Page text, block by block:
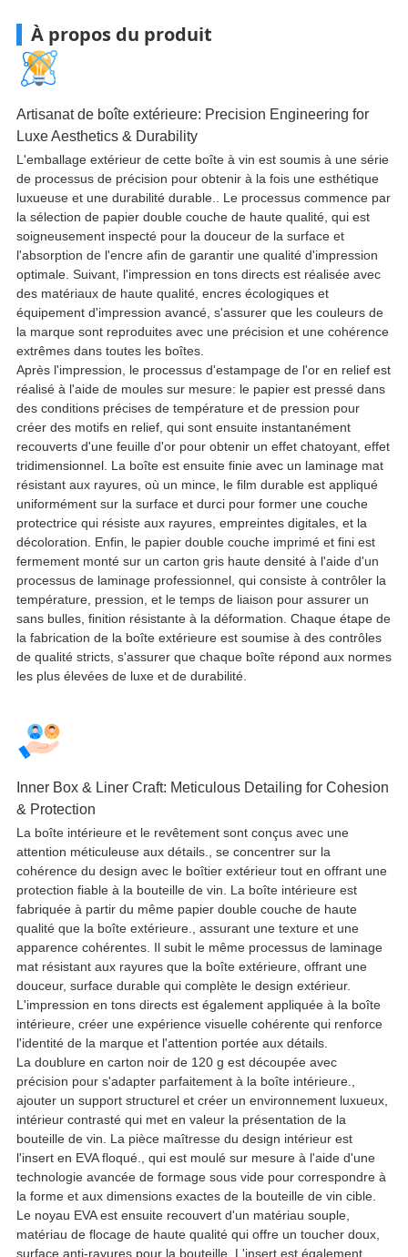
À propos du produit
Artisanat de boîte extérieure: Precision Engineering for
Luxe Aesthetics & Durability
L'emballage extérieur de cette boîte à vin est soumis à une série
de processus de précision pour obtenir à la fois une esthétique
luxueuse et une durabilité durable.. Le processus commence par
la sélection de papier double couche de haute qualité, qui est
soigneusement inspecté pour la douceur de la surface et
l'absorption de l'encre afin de garantir une qualité d'impression
optimale. Suivant, l'impression en tons directs est réalisée avec
des matériaux de haute qualité, encres écologiques et
équipement d'impression avancé, s'assurer que les couleurs de
la marque sont reproduites avec une précision et une cohérence
extrêmes dans toutes les boîtes.
Après l'impression, le processus d'estampage de l'or en relief est
réalisé à l'aide de moules sur mesure: le papier est pressé dans
des conditions précises de température et de pression pour
créer des motifs en relief, qui sont ensuite instantanément
recouverts d'une feuille d'or pour obtenir un effet chatoyant, effet
tridimensionnel. La boîte est ensuite finie avec un laminage mat
résistant aux rayures, où un mince, le film durable est appliqué
uniformément sur la surface et durci pour former une couche
protectrice qui résiste aux rayures, empreintes digitales, et la
décoloration. Enfin, le papier double couche imprimé et fini est
fermement monté sur un carton gris haute densité à l'aide d'un
processus de laminage professionnel, qui consiste à contrôler la
température, pression, et le temps de liaison pour assurer un
sans bulles, finition résistante à la déformation. Chaque étape de
la fabrication de la boîte extérieure est soumise à des contrôles
de qualité stricts, s'assurer que chaque boîte répond aux normes
les plus élevées de luxe et de durabilité.
Inner Box & Liner Craft: Meticulous Detailing for Cohesion
& Protection
La boîte intérieure et le revêtement sont conçus avec une
attention méticuleuse aux détails., se concentrer sur la
cohérence du design avec le boîtier extérieur tout en offrant une
protection fiable à la bouteille de vin. La boîte intérieure est
fabriquée à partir du même papier double couche de haute
qualité que la boîte extérieure., assurant une texture et une
apparence cohérentes. Il subit le même processus de laminage
mat résistant aux rayures que la boîte extérieure, offrant une
douceur, surface durable qui complète le design extérieur.
L'impression en tons directs est également appliquée à la boîte
intérieure, créer une expérience visuelle cohérente qui renforce
l'identité de la marque et l'attention portée aux détails.
La doublure en carton noir de 120 g est découpée avec
précision pour s'adapter parfaitement à la boîte intérieure.,
ajouter un support structurel et créer un environnement luxueux,
intérieur contrasté qui met en valeur la présentation de la
bouteille de vin. La pièce maîtresse du design intérieur est
l'insert en EVA floqué., qui est moulé sur mesure à l'aide d'une
technologie avancée de formage sous vide pour correspondre à
la forme et aux dimensions exactes de la bouteille de vin cible.
Le noyau EVA est ensuite recouvert d'un matériau souple,
matériau de flocage de haute qualité qui offre un toucher doux,
surface anti-rayures pour la bouteille. L'insert est également